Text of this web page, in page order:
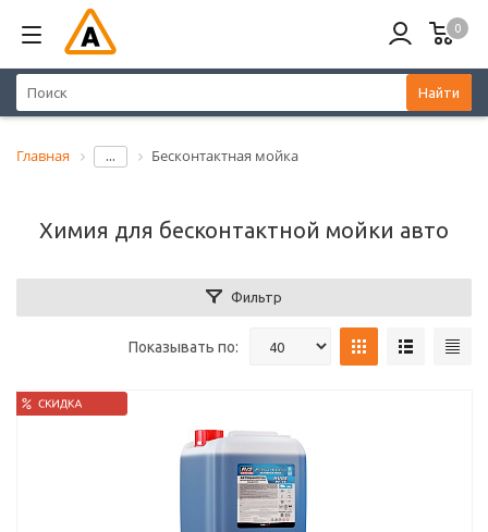
0
Найти
Главная ... Бесконтактная мойка
Химия для бесконтактной мойки авто
Фильтр
Показывать по: